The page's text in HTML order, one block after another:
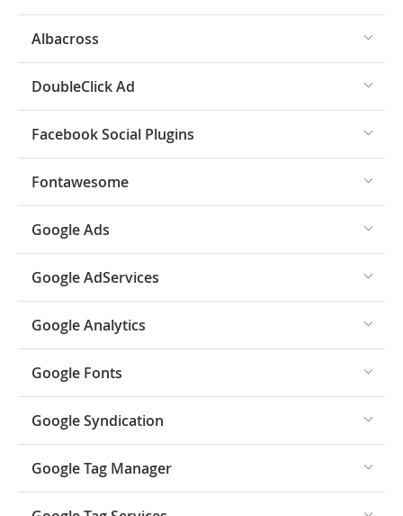
Albacross
DoubleClick Ad
Facebook Social Plugins
Fontawesome
Google Ads
Google AdServices
Google Analytics
Google Fonts
Google Syndication
Google Tag Manager